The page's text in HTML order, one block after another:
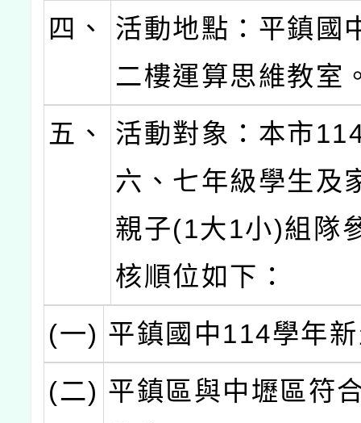
四、
活動地點：平鎮國
二樓運算思維教室
五、
活動對象：本市
六、七年級學生及
親子(1大1小)組隊
核順位如下：
(一) 平鎮國中114學年
(二) 平鎮區與中壢區符